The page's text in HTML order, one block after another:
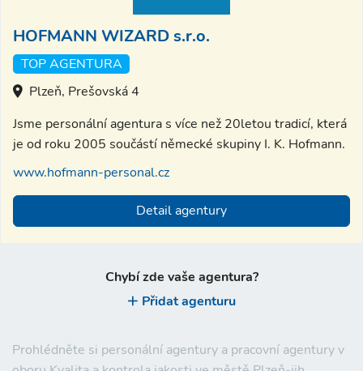
Prohlédněte si personální agentury a pracovní agentury v
HOFMANN WIZARD s.r.o.
TOP AGENTURA
Plzeň, Prešovská 4
Jsme personální agentura s více než 20letou tradicí, která
je od roku 2005 součástí německé skupiny I. K. Hofmann.
www.hofmann-personal.cz
Detail agentury
Chybí zde vaše agentura?
Přidat agenturu